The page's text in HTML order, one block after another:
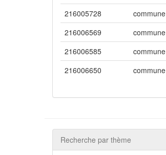
216005728
commune
216006569
commune
216006585
commune
216006650
commune
Recherche par thème